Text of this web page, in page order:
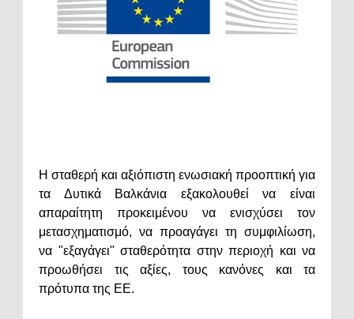
Η σταθερή και αξιόπιστη ενωσιακή προοπτική για
τα Δυτικά Βαλκάνια εξακολουθεί να είναι
απαραίτητη προκειμένου να ενισχύσει τον
μετασχηματισμό, να προαγάγει τη συμφιλίωση,
να "εξαγάγει" σταθερότητα στην περιοχή και να
προωθήσει τις αξίες, τους κανόνες και τα
πρότυπα της ΕΕ.